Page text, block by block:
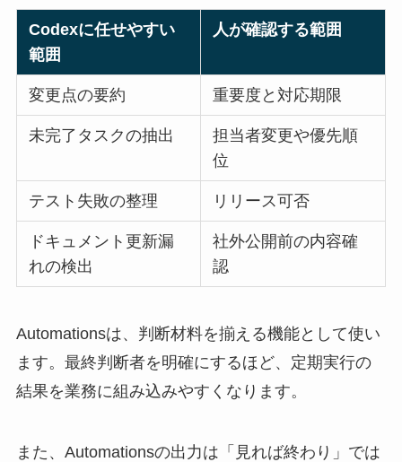
Codexに任せやすい
範囲
人が確認する範囲
変更点の要約 重要度と対応期限
未完了タスクの抽出
担当者変更や優先順
位
テスト失敗の整理 リリース可否
ドキュメント更新漏
れの検出
社外公開前の内容確
認
Automationsは、判断材料を揃える機能として使い
ます。最終判断者を明確にするほど、定期実行の
結果を業務に組み込みやすくなります。
また、Automationsの出力は「見れば終わり」では